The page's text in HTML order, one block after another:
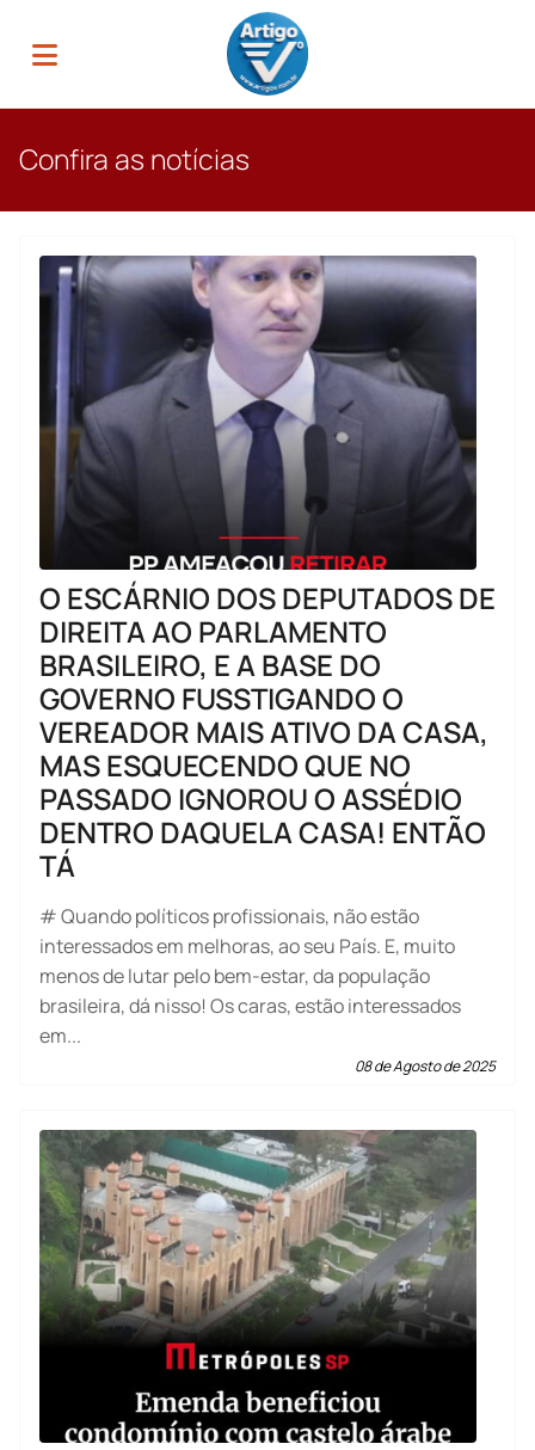
Confira as notícias
O ESCÁRNIO DOS DEPUTADOS DE
DIREITA AO PARLAMENTO
BRASILEIRO, E A BASE DO
GOVERNO FUSSTIGANDO O
VEREADOR MAIS ATIVO DA CASA,
MAS ESQUECENDO QUE NO
PASSADO IGNOROU O ASSÉDIO
DENTRO DAQUELA CASA! ENTÃO
TÁ
# Quando políticos profissionais, não estão
interessados em melhoras, ao seu País. E, muito
menos de lutar pelo bem-estar, da população
brasileira, dá nisso! Os caras, estão interessados
em...
08 de Agosto de 2025